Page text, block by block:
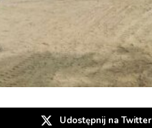
Udostępnij na Twitter